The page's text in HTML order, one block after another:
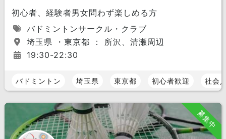
初心者、経験者男女問わず楽しめる方
バドミントンサークル・クラブ
埼玉県 ・東京都 ： 所沢、清瀬周辺
19:30-22:30
バドミントン 埼玉県 東京都 初心者歓迎 社会
募集中